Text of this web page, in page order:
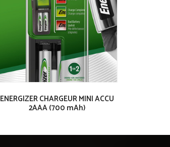
ENERGIZER CHARGEUR MINI ACCU
2AAA (700 mAh)